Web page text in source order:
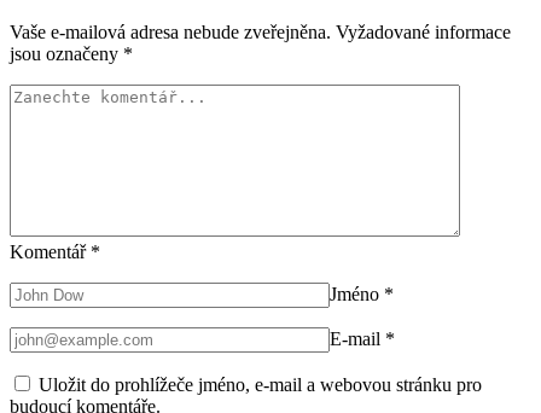
Vaše e-mailová adresa nebude zveřejněna. Vyžadované informace
jsou označeny *
Komentář *
Jméno *
E-mail *
Uložit do prohlížeče jméno, e-mail a webovou stránku pro
budoucí komentáře.